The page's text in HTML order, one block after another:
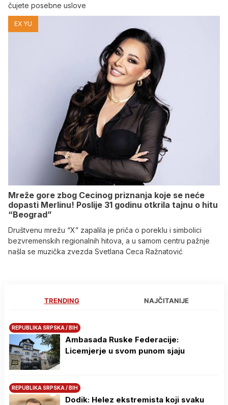
čujete posebne uslove
EX YU
Mreže gore zbog Cecinog priznanja koje se neće
dopasti Merlinu! Poslije 31 godinu otkrila tajnu o hitu
“Beograd”
Društvenu mrežu “X” zapalila je priča o poreklu i simbolici
bezvremenskih regionalnih hitova, a u samom centru pažnje
našla se muzička zvezda Svetlana Ceca Ražnatović
TRENDING NAJČITANIJE
REPUBLIKA SRPSKA / BIH
Ambasada Ruske Federacije:
Licemjerje u svom punom sjaju
REPUBLIKA SRPSKA / BIH
Dodik: Helez ekstremista koji svaku